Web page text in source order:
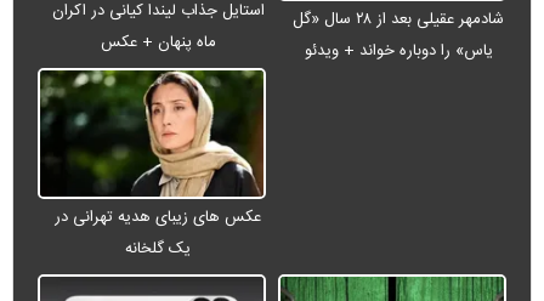
شادمهر عقیلی بعد از ۲۸ سال «گل
یاس» را دوباره خواند + ویدئو
استایل جذاب لیندا کیانی در اکران
ماه پنهان + عکس
عکس های زیبای هدیه تهرانی در
یک گلخانه